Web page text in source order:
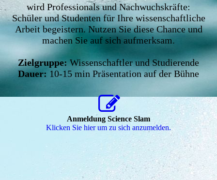
wird Professionals und Nachwuchskräfte:
Schüler und Studenten für Ihre wissenschaftliche
Arbeit begeistern. Nutzen Sie diese Chance und
machen Sie auf sich aufmerksam.
Zielgruppe: Wissenschaftler und Studierende
Dauer: 10-15 min Präsentation auf der Bühne
Anmeldung Science Slam
Klicken Sie hier um zu sich anzumelden.